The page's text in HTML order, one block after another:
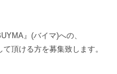
』(バイマ)への、
頂ける方を募集致します。